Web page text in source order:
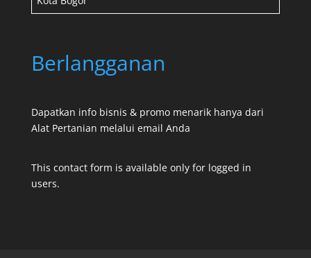
Berlangganan
Dapatkan info bisnis & promo menarik hanya dari
Alat Pertanian melalui email Anda
This contact form is available only for logged in
users.